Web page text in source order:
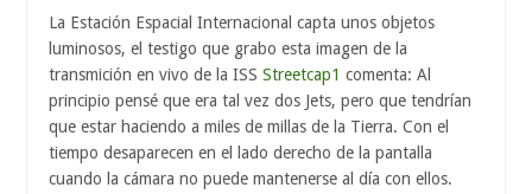
La Estación Espacial Internacional capta unos objetos
luminosos, el testigo que grabo esta imagen de la
transmición en vivo de la ISS Streetcap1 comenta: Al
principio pensé que era tal vez dos Jets, pero que tendrían
que estar haciendo a miles de millas de la Tierra. Con el
tiempo desaparecen en el lado derecho de la pantalla
cuando la cámara no puede mantenerse al día con ellos.